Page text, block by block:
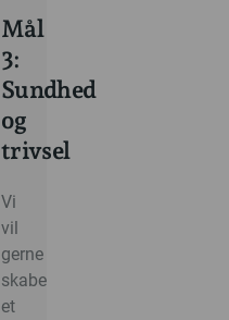
Mål
3:
Sundhed
og
trivsel
Vi
vil
gerne
skabe
et